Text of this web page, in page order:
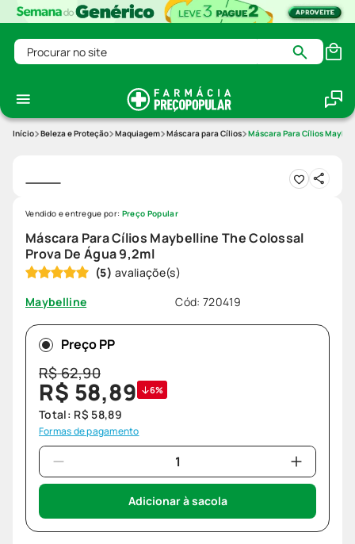
Procurar no site
Beleza e Proteção Maquiagem Máscara para Cílios Máscara Para Cílios
Máscara Para Cílios Maybelline The Colossal
Prova De Água 9,2ml
(5)
Maybelline
Cód: 720419
Vendido e entregue por: Preço Popular
Preço PP
R$62,90
R$ 58,89 6%
Total: R$ 58,89
Formas de pagamento
Adicionar à sacola